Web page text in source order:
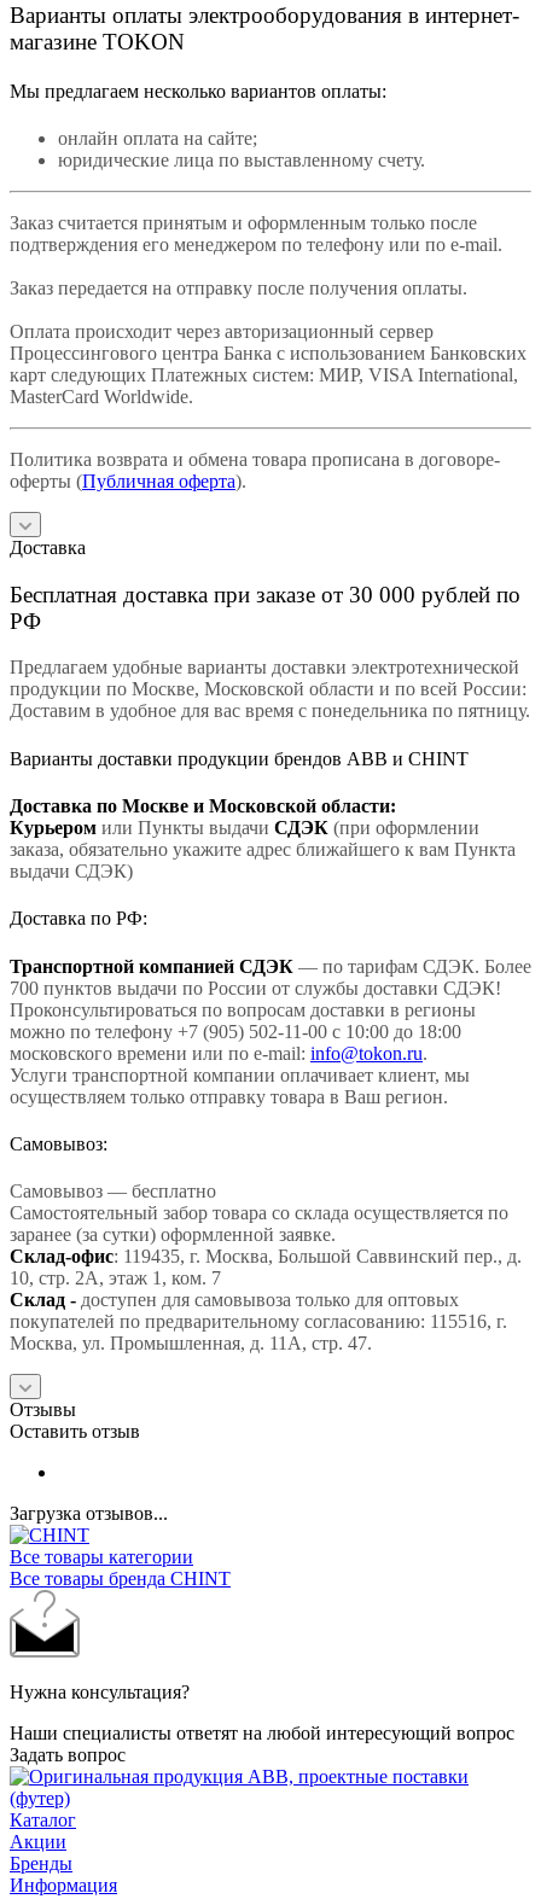
Варианты оплаты электрооборудования в интернет-
магазине TOKON
Мы предлагаем несколько вариантов оплаты:
онлайн оплата на сайте;
юридические лица по выставленному счету.
Заказ считается принятым и оформленным только после
подтверждения его менеджером по телефону или по e-mail.
Заказ передается на отправку после получения оплаты.
Оплата происходит через авторизационный сервер
Процессингового центра Банка с использованием Банковских
карт следующих Платежных систем: МИР, VISA International,
MasterCard Worldwide.
Политика возврата и обмена товара прописана в договоре-
оферты (Публичная оферта).
Доставка
Бесплатная доставка при заказе от 30 000 рублей по
РФ
Предлагаем удобные варианты доставки электротехнической
продукции по Москве, Московской области и по всей России:
Доставим в удобное для вас время с понедельника по пятницу.
Варианты доставки продукции брендов ABB и CHINT
Доставка по Москве и Московской области:
Курьером или Пункты выдачи СДЭК (при оформлении
заказа, обязательно укажите адрес ближайшего к вам Пункта
выдачи СДЭК)
Доставка по РФ:
Транспортной компанией СДЭК — по тарифам СДЭК. Более
700 пунктов выдачи по России от службы доставки СДЭК!
Проконсультироваться по вопросам доставки в регионы
можно по телефону +7 (905) 502-11-00 с 10:00 до 18:00
московского времени или по e-mail: info@tokon.ru.
Услуги транспортной компании оплачивает клиент, мы
осуществляем только отправку товара в Ваш регион.
Самовывоз:
Самовывоз — бесплатно
Самостоятельный забор товара со склада осуществляется по
заранее (за сутки) оформленной заявке.
Склад-офис: 119435, г. Москва, Большой Саввинский пер., д.
10, стр. 2А, этаж 1, ком. 7
Склад - доступен для самовывоза только для оптовых
покупателей по предварительному согласованию: 115516, г.
Москва, ул. Промышленная, д. 11А, стр. 47.
Отзывы
Оставить отзыв
Загрузка отзывов...
Все товары категории
Все товары бренда CHINT
Нужна консультация?
Наши специалисты ответят на любой интересующий вопрос
Задать вопрос
Каталог
Акции
Бренды
Информация